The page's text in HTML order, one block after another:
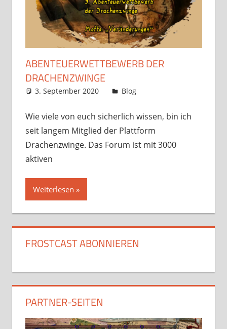
ABENTEUERWETTBEWERB DER
DRACHENZWINGE
3. September 2020 Frosty
Blog
Wie viele von euch sicherlich wissen, bin ich
seit langem Mitglied der Plattform
Drachenzwinge. Das Forum ist mit 3000
aktiven
Weiterlesen
FROSTCAST ABONNIEREN
PARTNER-SEITEN